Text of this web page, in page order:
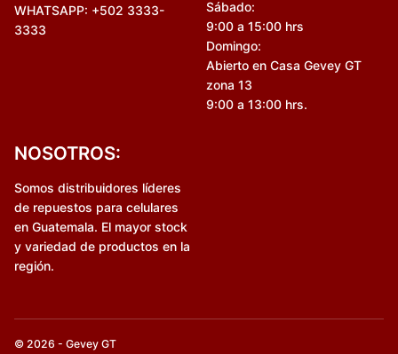
WHATSAPP: +502 3333-
3333
Sábado:
9:00 a 15:00 hrs
Domingo:
Abierto en Casa Gevey GT
zona 13
9:00 a 13:00 hrs.
NOSOTROS:
Somos distribuidores líderes
de repuestos para celulares
en Guatemala. El mayor stock
y variedad de productos en la
región.
© 2026 - Gevey GT